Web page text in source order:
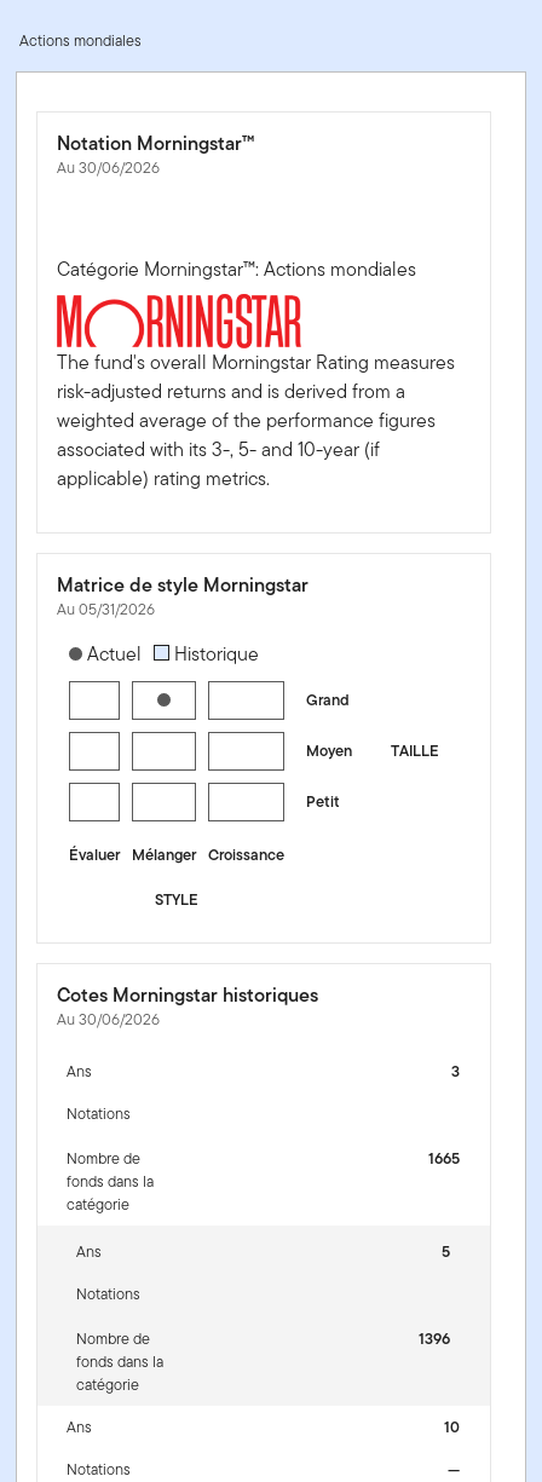
Actions mondiales
Notation Morningstar™
Au 30/06/2026
Catégorie Morningstar™: Actions mondiales
The fund's overall Morningstar Rating measures
risk-adjusted returns and is derived from a
weighted average of the performance figures
associated with its 3-, 5- and 10-year (if
applicable) rating metrics.
Matrice de style Morningstar
Au 05/31/2026
[products.morningstar-stylebox-title-sr-equity]
Actuel Historique
Grand
TAILLE
Moyen
Petit
Évaluer Mélanger Croissance
STYLE
Cotes Morningstar historiques
Au 30/06/2026
Ans
3
Notations
Nombre de
fonds dans la
catégorie
1665
Ans
5
Notations
Nombre de
fonds dans la
catégorie
1396
Ans
10
Notations
—